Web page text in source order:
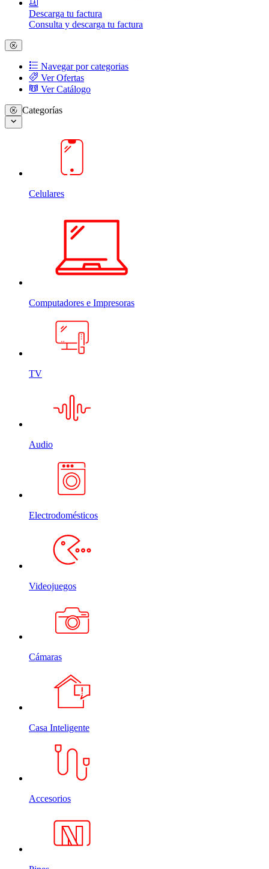
Descarga tu factura
Consulta y descarga tu factura
Navegar por categorias
Ver Ofertas
Ver Catálogo
Categorías
Celulares
Computadores e Impresoras
TV
Audio
Electrodomésticos
Videojuegos
Cámaras
Casa Inteligente
Accesorios